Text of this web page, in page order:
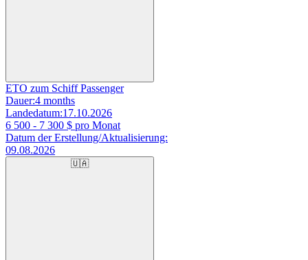
ETO zum Schiff Passenger
Dauer:4 months
Landedatum:17.10.2026
6 500 - 7 300 $ pro Monat
Datum der Erstellung/Aktualisierung:
09.08.2026
🇺🇦